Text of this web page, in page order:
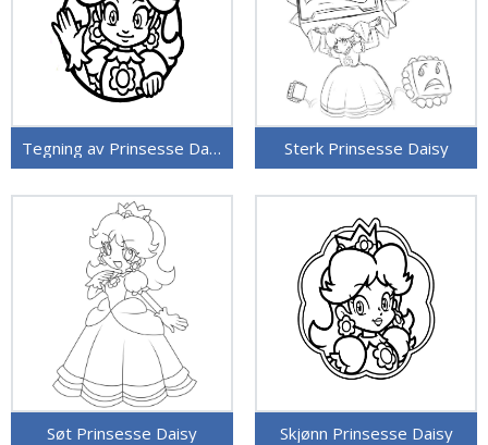
Tegning av Prinsesse Daisy Sterk Prinsesse Daisy
Søt Prinsesse Daisy Skjønn Prinsesse Daisy